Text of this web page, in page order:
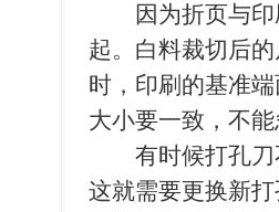
因为折页与印
起。白料裁切后
时，印刷的基准
大小要一致，不
有时候打孔刀
这就需要更换新